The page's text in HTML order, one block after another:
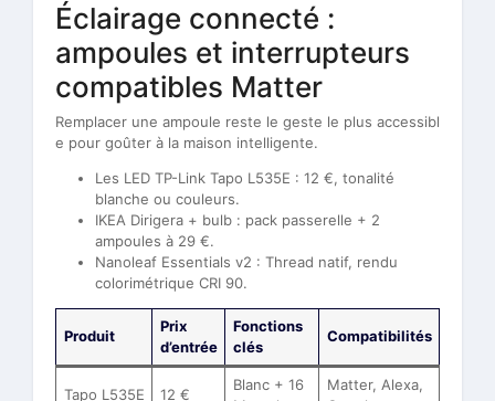
Éclairage connecté :
ampoules et interrupteurs
compatibles Matter
Remplacer une ampoule reste le geste le plus accessibl
e pour goûter à la maison intelligente.
Les LED TP-Link Tapo L535E : 12 €, tonalité
blanche ou couleurs.
IKEA Dirigera + bulb : pack passerelle + 2
ampoules à 29 €.
Nanoleaf Essentials v2 : Thread natif, rendu
colorimétrique CRI 90.
Produit
Prix
d’entrée
Fonctions
clés
Compatibilités
Tapo L535E 12 €
Blanc + 16
Matter, Alexa,